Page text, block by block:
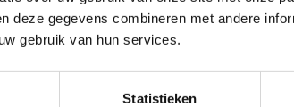
deze gegevens combineren met andere
gebruik van hun services.
Statistieken